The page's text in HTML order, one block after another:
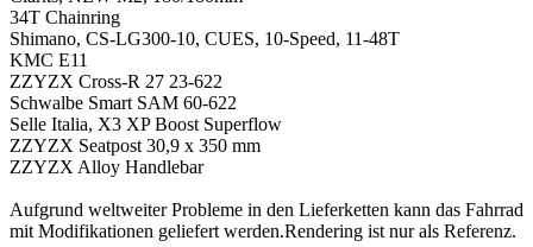
34T Chainring
Shimano, CS-LG300-10, CUES, 10-Speed, 11-48T
KMC E11
ZZYZX Cross-R 27 23-622
Schwalbe Smart SAM 60-622
Selle Italia, X3 XP Boost Superflow
ZZYZX Seatpost 30,9 x 350 mm
ZZYZX Alloy Handlebar
Aufgrund weltweiter Probleme in den Lieferketten kann das Fahrrad
mit Modifikationen geliefert werden.Rendering ist nur als Referenz.